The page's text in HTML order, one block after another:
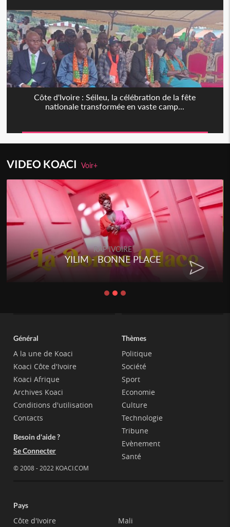
Côte d'Ivoire : Séileu, la célébration de la fête
nationale transformée en vaste camp...
VIDEO KOACIVoir+
RAP IVOIRE
YILIM - BONNE PLACE
Général
A la une de Koaci
Koaci Côte d'Ivoire
Koaci Afrique
Archives Koaci
Conditions d'utilisation
Contacts
Besoin d'aide ?
Se Connecter
© 2008 - 2022 KOACI.COM
Thèmes
Politique
Société
Sport
Economie
Culture
Technologie
Tribune
Evènement
Santé
Pays
Côte d'Ivoire
Mali